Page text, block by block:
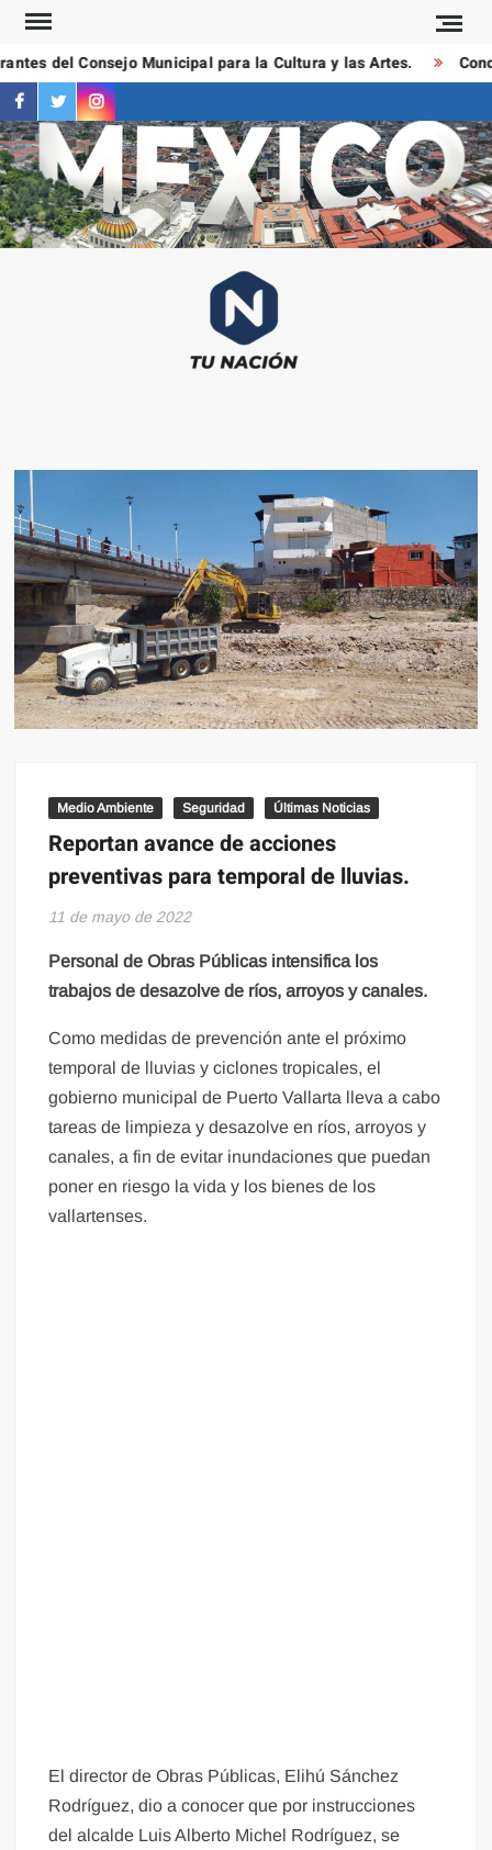
Saltar
contenidodel Consejo Municipal para la Cultura y las Artes.
facebook
twitterinstagram
Medio Ambiente Seguridad Últimas Noticias
Reportan avance de acciones
preventivas para temporal de lluvias.
11 de mayo de 2022
Personal de Obras Públicas intensifica los
trabajos de desazolve de ríos, arroyos y canales.
Como medidas de prevención ante el próximo
temporal de lluvias y ciclones tropicales, el
gobierno municipal de Puerto Vallarta lleva a cabo
tareas de limpieza y desazolve en ríos, arroyos y
canales, a fin de evitar inundaciones que puedan
poner en riesgo la vida y los bienes de los
vallartenses.
El director de Obras Públicas, Elihú Sánchez
Rodríguez, dio a conocer que por instrucciones
del alcalde Luis Alberto Michel Rodríguez, se